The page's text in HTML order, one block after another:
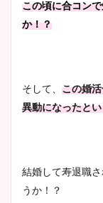
この頃に合コン
か！？
そして、 この婚
異動になったと
結婚して寿退職
うか！？